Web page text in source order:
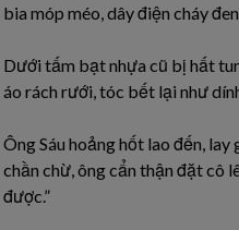
bia móp méo, dây điện cháy
Dưới tấm bạt nhựa cũ bị hất
áo rách rưới, tóc bết lại như
Ông Sáu hoảng hốt lao đến, lay
chần chừ, ông cẩn thận đặt cô
được.”